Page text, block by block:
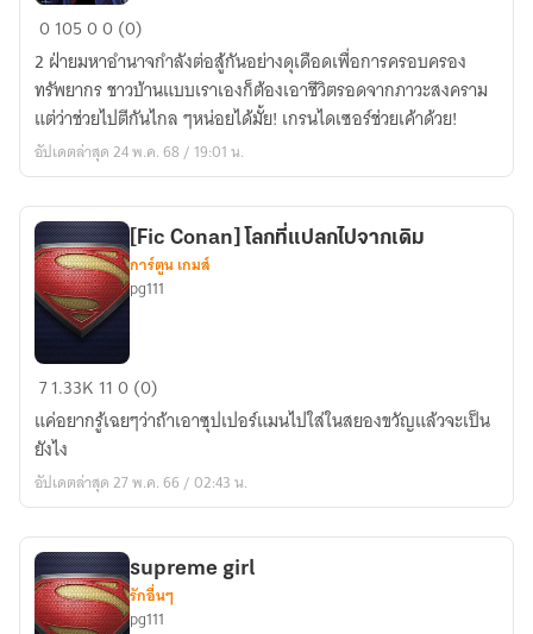
GRENDIZER
:
ซุปเปอร์
โร
บอท
ดง
เรี
ยล
โร
บอท
010500 (0)
2 ฝ่ายมหาอำนาจกำลังต่อสู้กันอย่างดุเดือดเพื่อการครอบครอง
ทรัพยากร ชาวบ้านแบบเราเองก็ต้องเอาชีวิตรอดจากภาวะสงคราม
แต่ว่าช่วยไปตีกันไกล ๆหน่อยได้มั้ย! เกรนไดเซอร์ช่วยเค้าด้วย!
อัปเดตล่าสุด 24 พ.ค. 68 / 19:01 น.
[Fic
Conan]
โลก
ที่
แปลก
จาก
เดิม
[Fic Conan] โลกที่แปลกไปจากเดิม
การ์ตูน เกมส์
pg111
71.33K 110 (0)
แค่อยากรู้เฉยๆว่าถ้าเอาซุปเปอร์แมนไปใส่ในสยองขวัญแล้วจะเป็น
ยังไง
อัปเดตล่าสุด 27 พ.ค. 66 / 02:43 น.
supreme girl
รักอื่นๆ
pg111